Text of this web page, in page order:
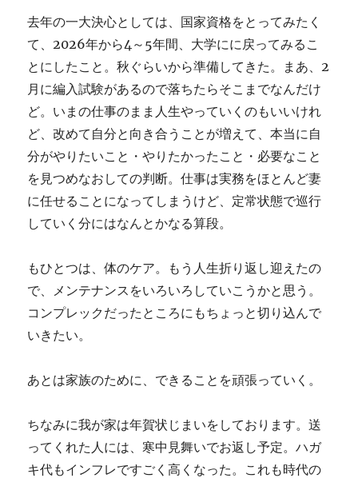
去年の一大決心としては、国家資格をとってみたく
て、2026年から4～5年間、大学にに戻ってみるこ
とにしたこと。秋ぐらいから準備してきた。まあ、2
月に編入試験があるので落ちたらそこまでなんだけ
ど。いまの仕事のまま人生やっていくのもいいけれ
ど、改めて自分と向き合うことが増えて、本当に自
分がやりたいこと・やりたかったこと・必要なこと
を見つめなおしての判断。仕事は実務をほとんど妻
に任せることになってしまうけど、定常状態で巡行
していく分にはなんとかなる算段。
もひとつは、体のケア。もう人生折り返し迎えたの
で、メンテナンスをいろいろしていこうかと思う。
コンプレックだったところにもちょっと切り込んで
いきたい。
あとは家族のために、できることを頑張っていく。
ちなみに我が家は年賀状じまいをしております。送
ってくれた人には、寒中見舞いでお返し予定。ハガ
キ代もインフレですごく高くなった。これも時代の